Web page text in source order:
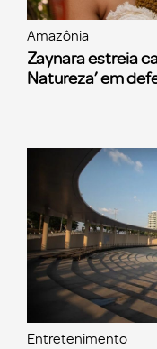
Amazônia
Zaynara estreia
Natureza’ em
Entretenimento